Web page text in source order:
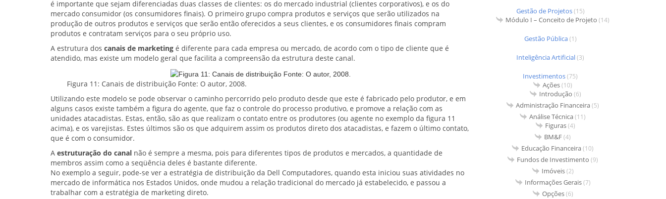
é importante que sejam diferenciadas duas classes de clientes: os do mercado industrial (clientes corporativos), e os do
mercado consumidor (os consumidores finais). O primeiro grupo compra produtos e serviços que serão utilizados na
produção de outros produtos e serviços que serão então oferecidos a seus clientes, e os consumidores finais compram
produtos e contratam serviços para o seu próprio uso.
A estrutura dos canais de marketing é diferente para cada empresa ou mercado, de acordo com o tipo de cliente que é
atendido, mas existe um modelo geral que facilita a compreensão da estrutura deste canal.
Figura 11: Canais de distribuição Fonte: O autor, 2008.
Utilizando este modelo se pode observar o caminho percorrido pelo produto desde que este é fabricado pelo produtor, e em
alguns casos existe também a figura do agente, que faz o controle do processo produtivo, e promove a relação com as
unidades atacadistas. Estas, então, são as que realizam o contato entre os produtores (ou agente no exemplo da figura 11
acima), e os varejistas. Estes últimos são os que adquirem assim os produtos direto dos atacadistas, e fazem o último contato,
que é com o consumidor.
A estruturação do canal não é sempre a mesma, pois para diferentes tipos de produtos e mercados, a quantidade de
membros assim como a seqüência deles é bastante diferente.
No exemplo a seguir, pode-se ver a estratégia de distribuição da Dell Computadores, quando esta iniciou suas atividades no
mercado de informática nos Estados Unidos, onde mudou a relação tradicional do mercado já estabelecido, e passou a
trabalhar com a estratégia de marketing direto.
Gestão de Projetos(15)
Módulo I – Conceito de Projeto (14)
Gestão Pública(1)
Inteligência Artificial(3)
Investimentos(75)
Ações(10)
Introdução (6)
Administração Financeira(5)
Análise Técnica(11)
Figuras(4)
BM&F(4)
Educação Financeira(10)
Fundos de Investimento (9)
Imóveis(2)
Informações Gerais(7)
Opções(6)